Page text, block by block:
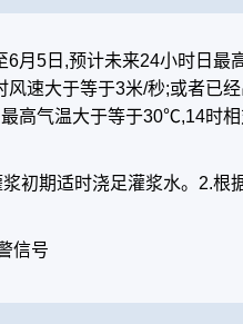
5日,预计未来24小时日最
风速大于等于3米/秒;或者已
高气温大于等于30℃,14时
期适时浇足灌浆水。2.根
信号